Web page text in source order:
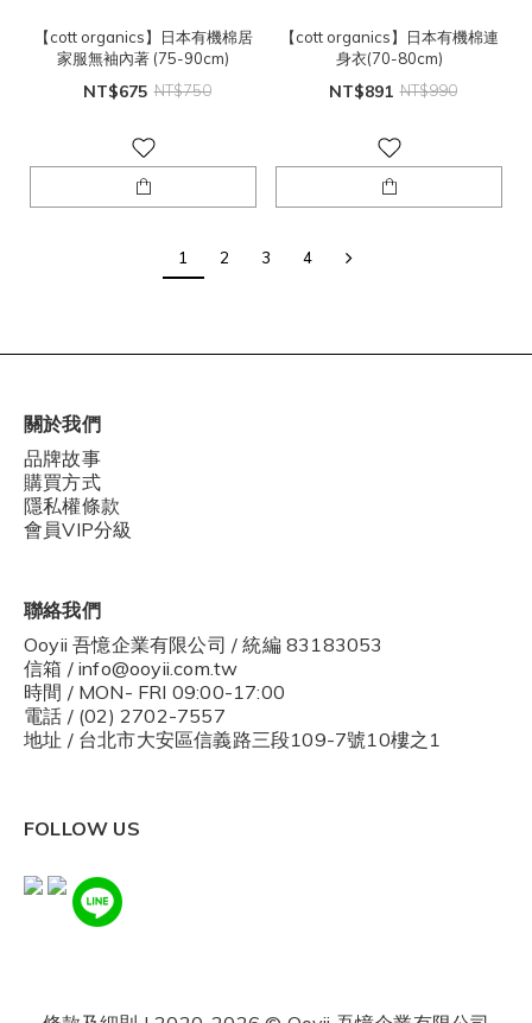
【cott organics】日本有機棉居
家服無袖內著 (75-90cm)
NT$675 NT$750
【cott organics】日本有機棉連
身衣(70-80cm)
NT$891 NT$990
1 2 3 4
關於我們
品牌故事
購買方式
隱私權條款
會員VIP分級
聯絡我們
Ooyii 吾憶企業有限公司 / 統編 83183053
信箱 / info@ooyii.com.tw
時間 / MON- FRI 09:00-17:00
電話 / (02) 2702-7557
地址 / 台北市大安區信義路三段109-7號10樓之1
FOLLOW US